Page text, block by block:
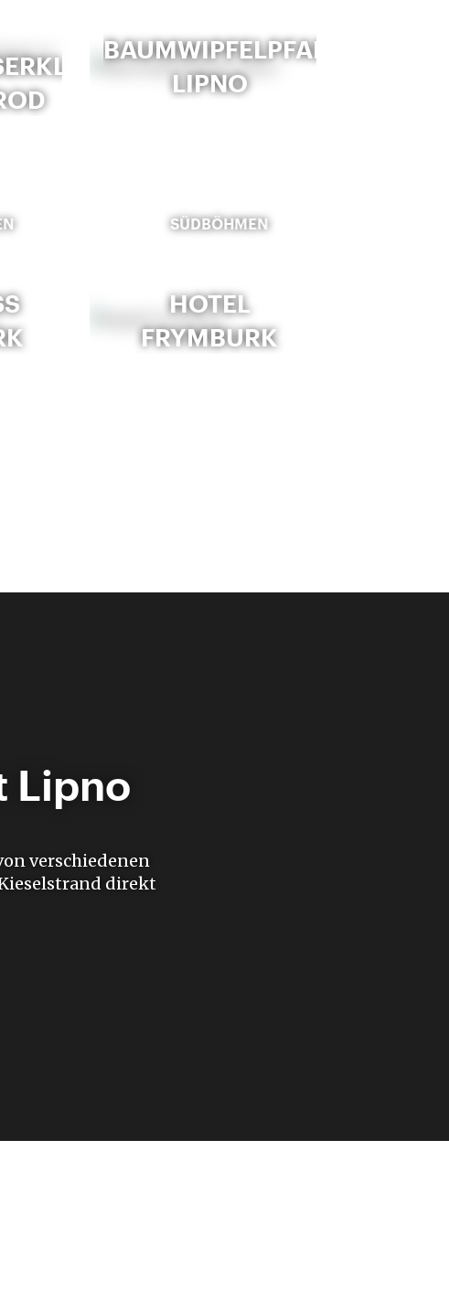
BAUMWIPFELPFAD
LIPNO
SÜDBÖHMEN
HOTEL
FRYMBURK
Lipno
verschiedenen
direkt